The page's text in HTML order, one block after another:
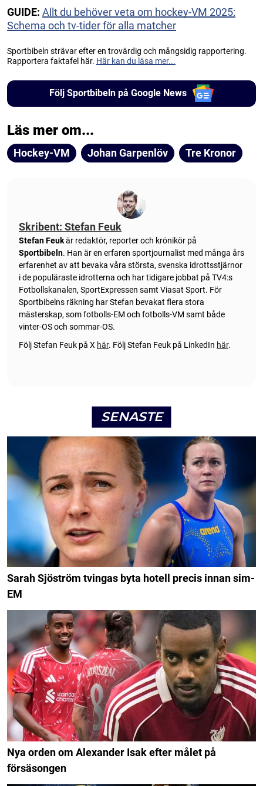
GUIDE: Allt du behöver veta om hockey-VM 2025:
Schema och tv-tider för alla matcher
Sportbibeln strävar efter en trovärdig och mångsidig rapportering.
Rapportera faktafel här. Här kan du läsa mer...
Följ Sportbibeln på Google News
Läs mer om...
Hockey-VM Johan Garpenlöv Tre Kronor
Skribent: Stefan Feuk
Stefan Feukär redaktör, reporter och krönikör på
Sportbibeln. Han är en erfaren sportjournalist med många års
erfarenhet av att bevaka våra största, svenska idrottsstjärnor
i de populäraste idrotterna och har tidigare jobbat på TV4:s
Fotbollskanalen, SportExpressen samt Viasat Sport. För
Sportbibelns räkning har Stefan bevakat flera stora
mästerskap, som fotbolls-EM och fotbolls-VM samt både
vinter-OS och sommar-OS.
Följ Stefan Feuk på X här. Följ Stefan Feuk på LinkedIn här.
SENASTE
Sarah Sjöström tvingas byta hotell precis innan sim-
EM
Nya orden om Alexander Isak efter målet på
försäsongen